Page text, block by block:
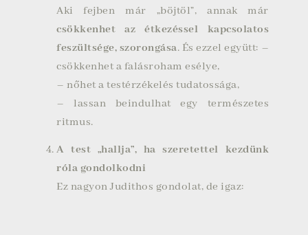
Aki fejben már „böjtöl”, annak már
csökkenhet az étkezéssel kapcsolatos
feszültsége, szorongása. És ezzel együtt: –
csökkenhet a falásroham esélye,
– nőhet a testérzékelés tudatossága,
– lassan beindulhat egy természetes
ritmus.
A test „hallja”, ha szeretettel kezdünk
róla gondolkodni
Ez nagyon Judithos gondolat, de igaz: